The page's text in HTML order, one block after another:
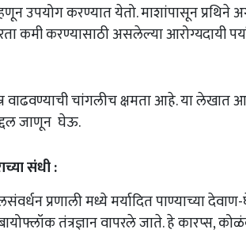
उपयोग करण्यात येतो. माशांपासून प्रथिने
कमी करण्यासाठी असलेल्या आरोग्यदायी
वाढवण्याची चांगलीच क्षमता आहे. या लेखात
जाणून घेऊ.
संधी:
प्रणाली मध्ये मर्यादित पाण्याच्या
तंत्रज्ञान वापरले जाते. हे कारप्स,